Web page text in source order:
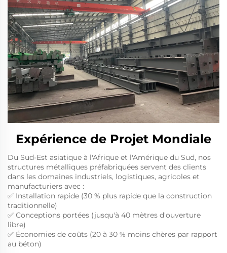
Expérience de Projet Mondiale
Du Sud-Est asiatique à l'Afrique et l'Amérique du Sud, nos
structures métalliques préfabriquées servent des clients
dans les domaines industriels, logistiques, agricoles et
manufacturiers avec :
✅ Installation rapide (30 % plus rapide que la construction
traditionnelle)
✅ Conceptions portées (jusqu'à 40 mètres d'ouverture
libre)
✅ Économies de coûts (20 à 30 % moins chères par rapport
au béton)